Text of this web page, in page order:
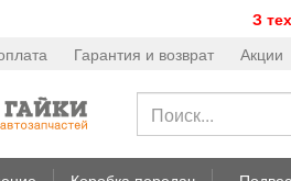
З
Гарантия и возврат Акции